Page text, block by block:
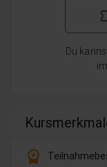
Du
workspace_premium